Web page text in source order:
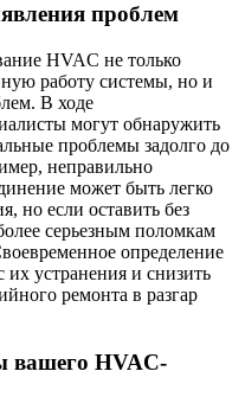
проблем
HVAC не только
работу системы, но и
В ходе
могут обнаружить
проблемы задолго до
неправильно
может быть легко
но если оставить без
серьезным поломкам
определение
устранения и снизить
ремонта в разгар
вашего HVAC-